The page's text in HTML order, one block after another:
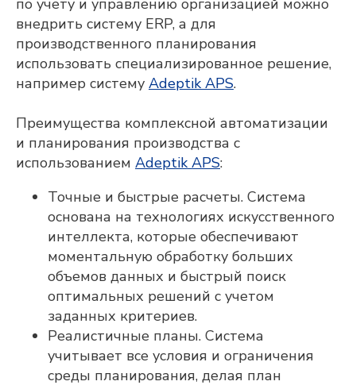
по учету и управлению организацией можно
внедрить систему ERP, а для
производственного планирования
использовать специализированное решение,
например систему Adeptik APS.
Преимущества комплексной автоматизации
и планирования производства с
использованием Adeptik APS:
Точные и быстрые расчеты. Система
основана на технологиях искусственного
интеллекта, которые обеспечивают
моментальную обработку больших
объемов данных и быстрый поиск
оптимальных решений с учетом
заданных критериев.
Реалистичные планы. Система
учитывает все условия и ограничения
среды планирования, делая план
Adeptik APS
Современное решение класса APS
объемно-календарного
и оперативного